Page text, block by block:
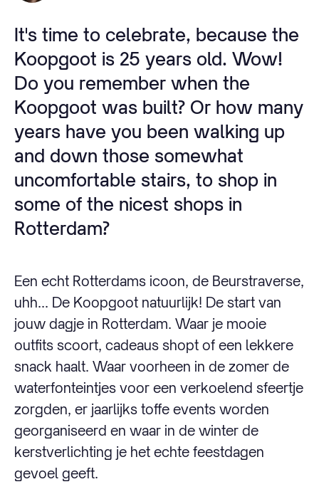
It's time to celebrate, because the
Koopgoot is 25 years old. Wow!
Do you remember when the
Koopgoot was built? Or how many
years have you been walking up
and down those somewhat
uncomfortable stairs, to shop in
some of the nicest shops in
Rotterdam?
Een echt Rotterdams icoon, de Beurstraverse,
uhh... De Koopgoot natuurlijk! De start van
jouw dagje in Rotterdam. Waar je mooie
outfits scoort, cadeaus shopt of een lekkere
snack haalt. Waar voorheen in de zomer de
waterfonteintjes voor een verkoelend sfeertje
zorgden, er jaarlijks toffe events worden
georganiseerd en waar in de winter de
kerstverlichting je het echte feestdagen
gevoel geeft.